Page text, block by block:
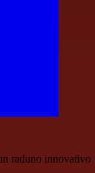
raduno innovativo